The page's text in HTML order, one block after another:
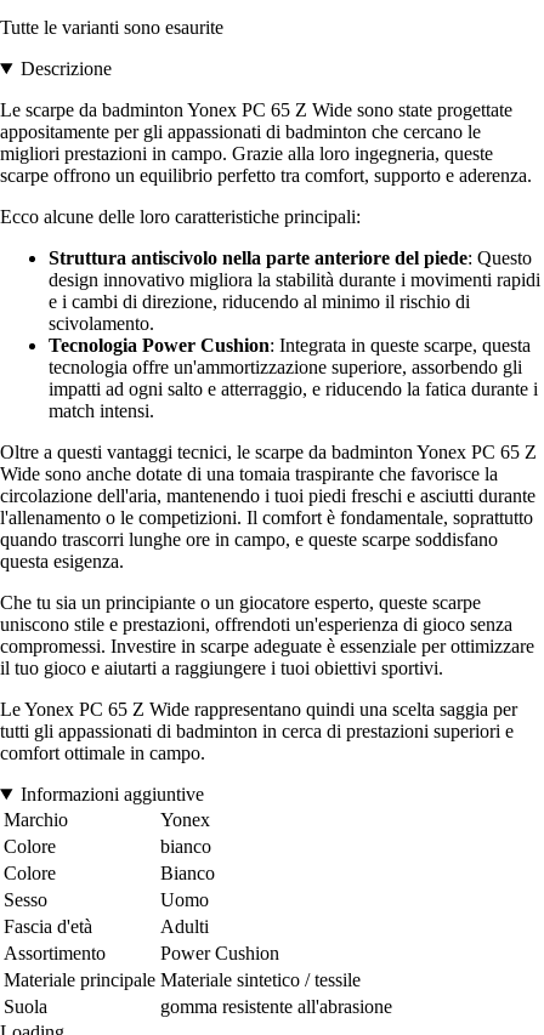
Tutte le varianti sono esaurite
Descrizione
Le scarpe da badminton Yonex PC 65 Z Wide sono state progettate
appositamente per gli appassionati di badminton che cercano le
migliori prestazioni in campo. Grazie alla loro ingegneria, queste
scarpe offrono un equilibrio perfetto tra comfort, supporto e aderenza.
Ecco alcune delle loro caratteristiche principali:
Struttura antiscivolo nella parte anteriore del piede: Questo
design innovativo migliora la stabilità durante i movimenti rapidi
e i cambi di direzione, riducendo al minimo il rischio di
scivolamento.
Tecnologia Power Cushion: Integrata in queste scarpe, questa
tecnologia offre un'ammortizzazione superiore, assorbendo gli
impatti ad ogni salto e atterraggio, e riducendo la fatica durante i
match intensi.
Oltre a questi vantaggi tecnici, le scarpe da badminton Yonex PC 65 Z
Wide sono anche dotate di una tomaia traspirante che favorisce la
circolazione dell'aria, mantenendo i tuoi piedi freschi e asciutti durante
l'allenamento o le competizioni. Il comfort è fondamentale, soprattutto
quando trascorri lunghe ore in campo, e queste scarpe soddisfano
questa esigenza.
Che tu sia un principiante o un giocatore esperto, queste scarpe
uniscono stile e prestazioni, offrendoti un'esperienza di gioco senza
compromessi. Investire in scarpe adeguate è essenziale per ottimizzare
il tuo gioco e aiutarti a raggiungere i tuoi obiettivi sportivi.
Le Yonex PC 65 Z Wide rappresentano quindi una scelta saggia per
tutti gli appassionati di badminton in cerca di prestazioni superiori e
comfort ottimale in campo.
Informazioni aggiuntive
Marchio
Yonex
Colore
bianco
Colore
Bianco
Sesso
Uomo
Fascia d'età
Adulti
Assortimento
Power Cushion
Materiale principale Materiale sintetico / tessile
Suola
gomma resistente all'abrasione